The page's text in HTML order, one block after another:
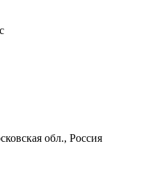
обл., Россия